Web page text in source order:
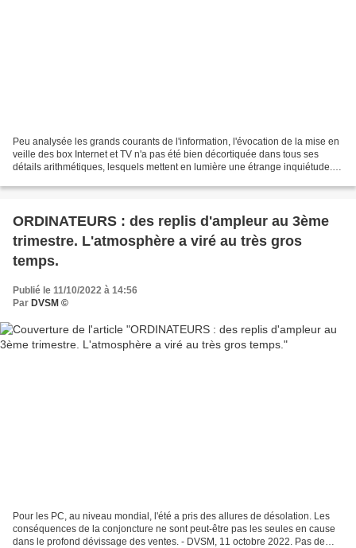
Peu analysée les grands courants de l'information, l'évocation de la mise en
veille des box Internet et TV n'a pas été bien décortiquée dans tous ses
détails arithmétiques, lesquels mettent en lumière une étrange inquiétude. -
ORDINATEURS : des replis d'ampleur au 3ème
trimestre. L'atmosphère a viré au très gros
temps.
Publié le 11/10/2022 à 14:56
Par DVSM ©
Pour les PC, au niveau mondial, l'été a pris des allures de désolation. Les
conséquences de la conjoncture ne sont peut-être pas les seules en cause
dans le profond dévissage des ventes. - DVSM, 11 octobre 2022. Pas de